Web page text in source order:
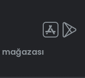
mağazası